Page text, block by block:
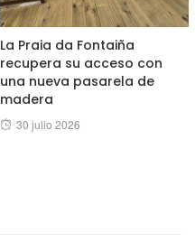
La Praia da Fontaiña
recupera su acceso con
una nueva pasarela de
madera
Posted
30 julio 2026